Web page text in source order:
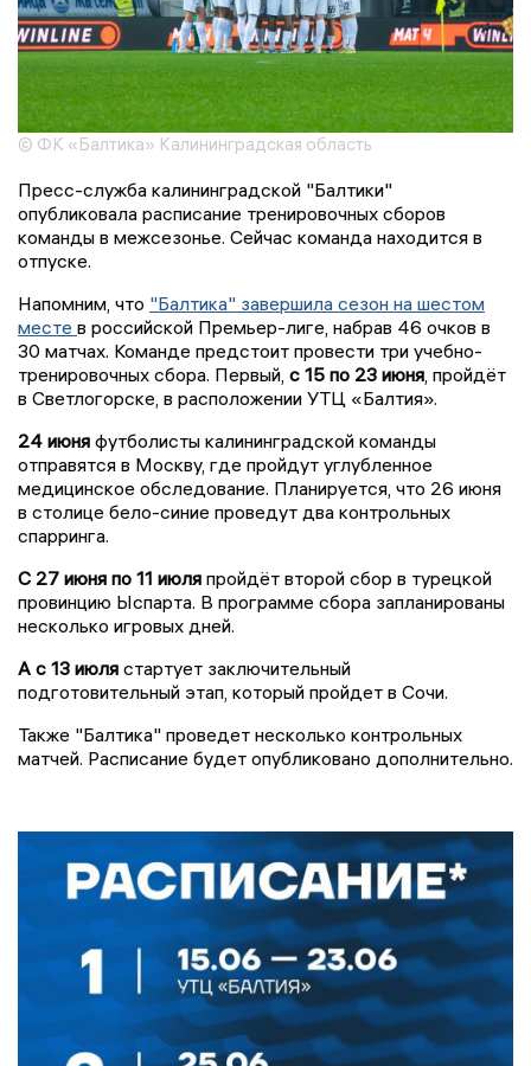
© ФК «Балтика» Калининградская область
Пресс-служба калининградской "Балтики"
опубликовала расписание тренировочных сборов
команды в межсезонье. Сейчас команда находится в
отпуске.
Напомним, что "Балтика" завершила сезон на шестом
месте в российской Премьер-лиге, набрав 46 очков в
30 матчах. Команде предстоит провести три учебно-
тренировочных сбора. Первый, с 15 по 23 июня , пройдёт
в Светлогорске, в расположении УТЦ «Балтия».
24 июня футболисты калининградской команды
отправятся в Москву, где пройдут углубленное
медицинское обследование. Планируется, что 26 июня
в столице бело-синие проведут два контрольных
спарринга.
С 27 июня по 11 июля пройдёт второй сбор в турецкой
провинцию Ыспарта. В программе сбора запланированы
несколько игровых дней.
А с 13 июля стартует заключительный
подготовительный этап, который пройдет в Сочи.
Также "Балтика" проведет несколько контрольных
матчей. Расписание будет опубликовано дополнительно.